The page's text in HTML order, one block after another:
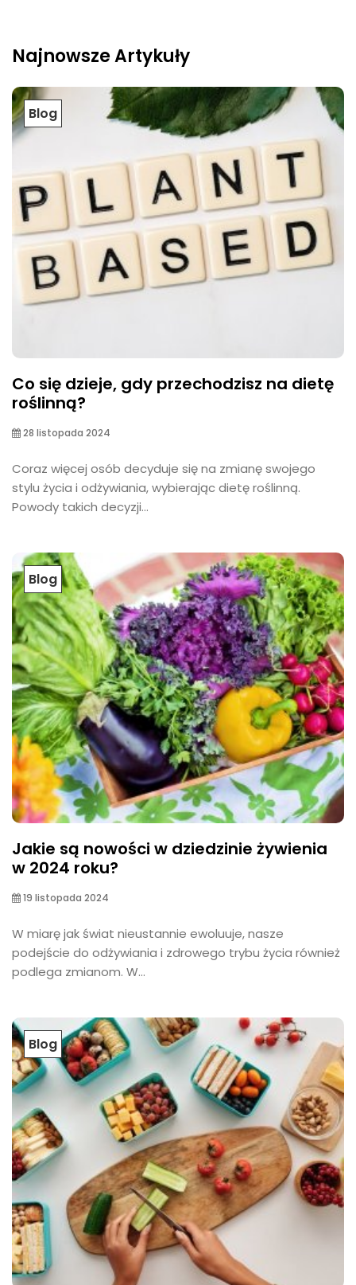
Najnowsze Artykuły
Blog
Co się dzieje, gdy przechodzisz na dietę
roślinną?
28 listopada 2024
Coraz więcej osób decyduje się na zmianę swojego
stylu życia i odżywiania, wybierając dietę roślinną.
Powody takich decyzji...
Blog
Jakie są nowości w dziedzinie żywienia
w 2024 roku?
19 listopada 2024
W miarę jak świat nieustannie ewoluuje, nasze
podejście do odżywiania i zdrowego trybu życia również
podlega zmianom. W...
Blog